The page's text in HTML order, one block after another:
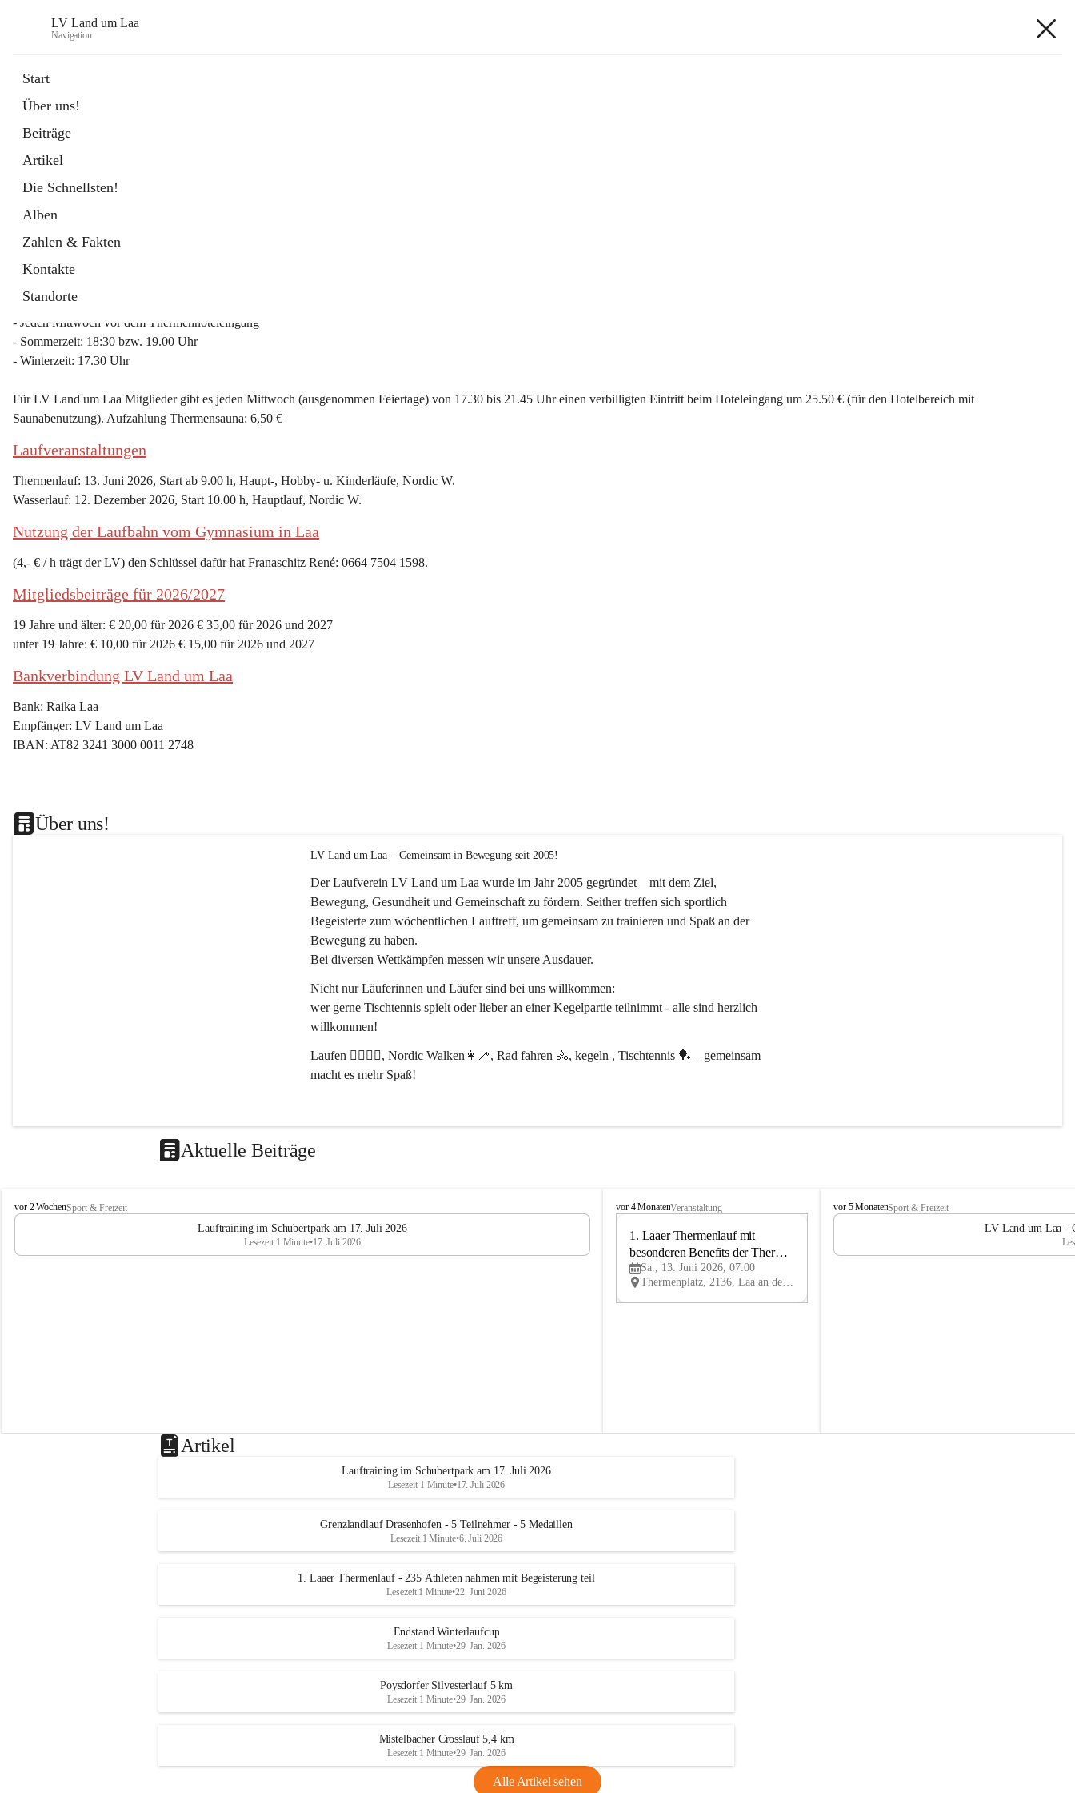
LV Land um Laa
Navigation
Start
Über uns!
Beiträge
Artikel
Die Schnellsten!
Alben
Zahlen & Fakten
Kontakte
Standorte
Mitgliederinfo 2026
Lauftreff
- Jeden Mittwoch vor dem Thermenhoteleingang
- Sommerzeit: 18:30 bzw. 19.00 Uhr
- Winterzeit: 17.30 Uhr
Für LV Land um Laa Mitglieder gibt es jeden Mittwoch (ausgenommen Feiertage) von 17.30 bis 21.45 Uhr einen verbilligten Eintritt beim Hoteleingang um 25.50 € (für den Hotelbereich mit
Saunabenutzung). Aufzahlung Thermensauna: 6,50 €
Laufveranstaltungen
Thermenlauf: 13. Juni 2026, Start ab 9.00 h, Haupt-, Hobby- u. Kinderläufe, Nordic W.
Wasserlauf: 12. Dezember 2026, Start 10.00 h, Hauptlauf, Nordic W.
Nutzung der Laufbahn vom Gymnasium in Laa
(4,- € / h trägt der LV) den Schlüssel dafür hat Franaschitz René: 0664 7504 1598.
Mitgliedsbeiträge für 2026/2027
19 Jahre und älter: € 20,00 für 2026 € 35,00 für 2026 und 2027
unter 19 Jahre: € 10,00 für 2026 € 15,00 für 2026 und 2027
Bankverbindung LV Land um Laa
Bank: Raika Laa
Empfänger: LV Land um Laa
IBAN: AT82 3241 3000 0011 2748
Über uns!
LV Land um Laa – Gemeinsam in Bewegung seit 2005!
Der Laufverein LV Land um Laa wurde im Jahr 2005 gegründet – mit dem Ziel,
Bewegung, Gesundheit und Gemeinschaft zu fördern. Seither treffen sich sportlich
Begeisterte zum wöchentlichen Lauftreff, um gemeinsam zu trainieren und Spaß an der
Bewegung zu haben.
Bei diversen Wettkämpfen messen wir unsere Ausdauer.
Nicht nur Läuferinnen und Läufer sind bei uns willkommen:
wer gerne Tischtennis spielt oder lieber an einer Kegelpartie teilnimmt - alle sind herzlich
willkommen!
Laufen 🏃‍♂️🏃‍♀️, Nordic Walken👩‍🦯, Rad fahren 🚴, kegeln , Tischtennis 🏓 – gemeinsam
macht es mehr Spaß!
Aktuelle Beiträge
L
V
a
vor 2 WochenSport & Freizeit
Lauftraining im Schubertpark am 17. Juli 2026
Lesezeit 1 Minute•17. Juli 2026
L
vor 4 MonatenVeranstaltung
JUN
1. Laaer Thermenlauf mit
besonderen Benefits der Therme
LaaSa., 13. Juni 2026, 07:00
Thermenplatz, 2136, Laa an der Thaya, Mistelbach, Niederösterreich, AUT
L
V
a
vor 5 MonatenSport & Freizeit
LV Land um Laa -
Artikel
Lauftraining im Schubertpark am 17. Juli 2026
Lesezeit 1 Minute•17. Juli 2026
Grenzlandlauf Drasenhofen - 5 Teilnehmer - 5 Medaillen
Lesezeit 1 Minute•6. Juli 2026
1. Laaer Thermenlauf - 235 Athleten nahmen mit Begeisterung teil
Lesezeit 1 Minute•22. Juni 2026
Endstand Winterlaufcup
Lesezeit 1 Minute•29. Jan. 2026
Poysdorfer Silvesterlauf 5 km
Lesezeit 1 Minute•29. Jan. 2026
Mistelbacher Crosslauf 5,4 km
Lesezeit 1 Minute•29. Jan. 2026
Alle Artikel sehen